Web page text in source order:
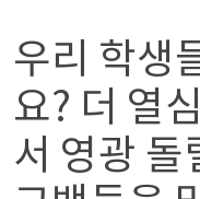
우리 학생
요? 더 열
서 영광